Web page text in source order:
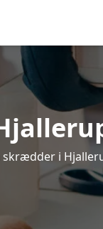
skrædder i